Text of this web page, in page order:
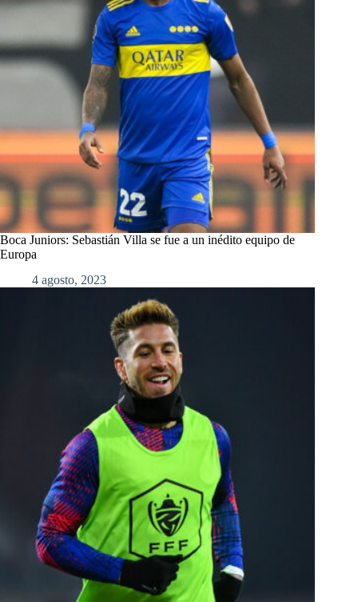
Boca Juniors: Sebastián Villa se fue a un inédito equipo de
Europa
4 agosto, 2023